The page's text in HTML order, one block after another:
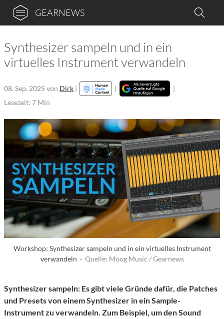
GEARNEWS
Synthesizer sampeln und in ein
virtuelles Instrument verwandeln
08. Sep. 2025 von Dirk | |
|
Lesezeit: 7 Min
Workshop: Synthesizer sampeln und in ein virtuelles Instrument
verwandeln · Quelle: Moog Music / Gearnews
Synthesizer sampeln: Es gibt viele Gründe dafür, die Patches
und Presets von einem Synthesizer in ein Sample-
Instrument zu verwandeln. Zum Beispiel, um den Sound